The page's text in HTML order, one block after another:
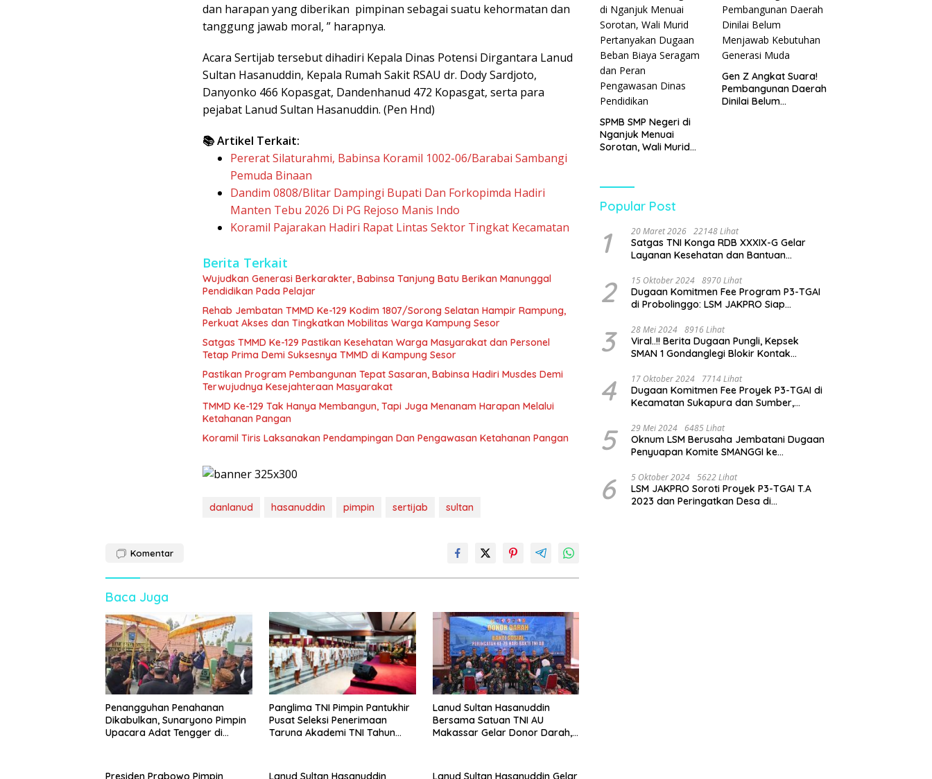
dan harapan yang diberikan pimpinan sebagai suatu kehormatan dan
tanggung jawab moral, ” harapnya.
Acara Sertijab tersebut dihadiri Kepala Dinas Potensi Dirgantara Lanud
Sultan Hasanuddin, Kepala Rumah Sakit RSAU dr. Dody Sardjoto,
Danyonko 466 Kopasgat, Dandenhanud 472 Kopasgat, serta para
pejabat Lanud Sultan Hasanuddin. (Pen Hnd)
📚 Artikel Terkait:
Pererat Silaturahmi, Babinsa Koramil 1002-06/Barabai Sambangi
Pemuda Binaan
Dandim 0808/Blitar Dampingi Bupati Dan Forkopimda Hadiri
Manten Tebu 2026 Di PG Rejoso Manis Indo
Koramil Pajarakan Hadiri Rapat Lintas Sektor Tingkat Kecamatan
Berita Terkait
Wujudkan Generasi Berkarakter, Babinsa Tanjung Batu Berikan Manunggal
Pendidikan Pada Pelajar
Rehab Jembatan TMMD Ke-129 Kodim 1807/Sorong Selatan Hampir Rampung,
Perkuat Akses dan Tingkatkan Mobilitas Warga Kampung Sesor
Satgas TMMD Ke-129 Pastikan Kesehatan Warga Masyarakat dan Personel
Tetap Prima Demi Suksesnya TMMD di Kampung Sesor
Pastikan Program Pembangunan Tepat Sasaran, Babinsa Hadiri Musdes Demi
Terwujudnya Kesejahteraan Masyarakat
TMMD Ke-129 Tak Hanya Membangun, Tapi Juga Menanam Harapan Melalui
Ketahanan Pangan
Koramil Tiris Laksanakan Pendampingan Dan Pengawasan Ketahanan Pangan
danlanud hasanuddin pimpin sertijab sultan
Komentar
Baca Juga
Penangguhan Penahanan
Dikabulkan, Sunaryono Pimpin
Upacara Adat Tengger di
Panglima TNI Pimpin Pantukhir
Pusat Seleksi Penerimaan
Taruna Akademi TNI Tahun
Lanud Sultan Hasanuddin
Bersama Satuan TNI AU
Makassar Gelar Donor Darah,
Presiden Prabowo Pimpin
Lanud Sultan Hasanuddin Lanud Sultan Hasanuddin Gelar
SPMB SMP Negeri di
Nganjuk Menuai
Sorotan, Wali Murid
dan Peran
Pendidikan
Gen Z Angkat Suara!
Pembangunan Daerah
Dinilai Belum
Popular Post
1 20 Maret 2026 22148 Lihat
Satgas TNI Konga RDB XXXIX-G Gelar
Layanan Kesehatan dan Bantuan
2 15 Oktober 2024 8970 Lihat
Dugaan Komitmen Fee Program P3-TGAI
di Probolinggo: LSM JAKPRO Siap
3 28 Mei 2024 8916 Lihat
Viral..!! Berita Dugaan Pungli, Kepsek
SMAN 1 Gondanglegi Blokir Kontak
4 17 Oktober 2024 7714 Lihat
Dugaan Komitmen Fee Proyek P3-TGAI di
Kecamatan Sukapura dan Sumber,
Sikap
5 29 Mei 2024 6485 Lihat
Oknum LSM Berusaha Jembatani Dugaan
Penyuapan Komite SMANGGI ke
Juta
6 5 Oktober 2024 5622 Lihat
LSM JAKPRO Soroti Proyek P3-TGAI T.A
2023 dan Peringatkan Desa di